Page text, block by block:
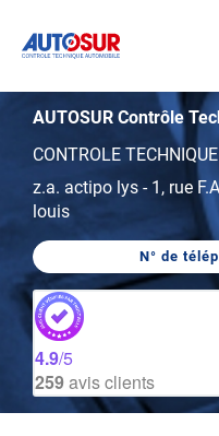
AUTOSUR Contrôle
CONTROLE
z.a. actipo lys - 1, rue
louis
N° de
4.9/5
259avis clients